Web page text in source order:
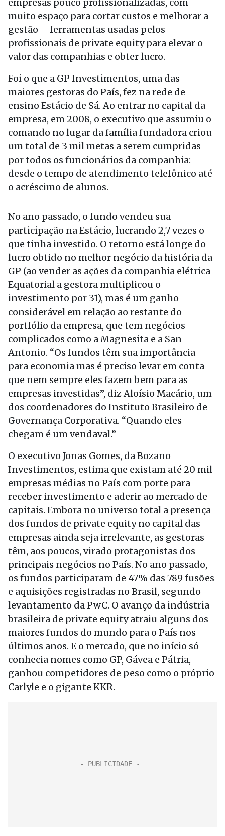
muito espaço para cortar custos e melhorar a
gestão – ferramentas usadas pelos
profissionais de private equity para elevar o
valor das companhias e obter lucro.
Foi o que a GP Investimentos, uma das
maiores gestoras do País, fez na rede de
ensino Estácio de Sá. Ao entrar no capital da
empresa, em 2008, o executivo que assumiu o
comando no lugar da família fundadora criou
um total de 3 mil metas a serem cumpridas
por todos os funcionários da companhia:
desde o tempo de atendimento telefônico até
o acréscimo de alunos.
No ano passado, o fundo vendeu sua
participação na Estácio, lucrando 2,7 vezes o
que tinha investido. O retorno está longe do
lucro obtido no melhor negócio da história da
GP (ao vender as ações da companhia elétrica
Equatorial a gestora multiplicou o
investimento por 31), mas é um ganho
considerável em relação ao restante do
portfólio da empresa, que tem negócios
complicados como a Magnesita e a San
Antonio. “Os fundos têm sua importância
para economia mas é preciso levar em conta
que nem sempre eles fazem bem para as
empresas investidas”, diz Aloísio Macário, um
dos coordenadores do Instituto Brasileiro de
Governança Corporativa. “Quando eles
chegam é um vendaval.”
O executivo Jonas Gomes, da Bozano
Investimentos, estima que existam até 20 mil
empresas médias no País com porte para
receber investimento e aderir ao mercado de
capitais. Embora no universo total a presença
dos fundos de private equity no capital das
empresas ainda seja irrelevante, as gestoras
têm, aos poucos, virado protagonistas dos
principais negócios no País. No ano passado,
os fundos participaram de 47% das 789 fusões
e aquisições registradas no Brasil, segundo
levantamento da PwC. O avanço da indústria
brasileira de private equity atraiu alguns dos
maiores fundos do mundo para o País nos
últimos anos. E o mercado, que no início só
conhecia nomes como GP, Gávea e Pátria,
ganhou competidores de peso como o próprio
Carlyle e o gigante KKR.